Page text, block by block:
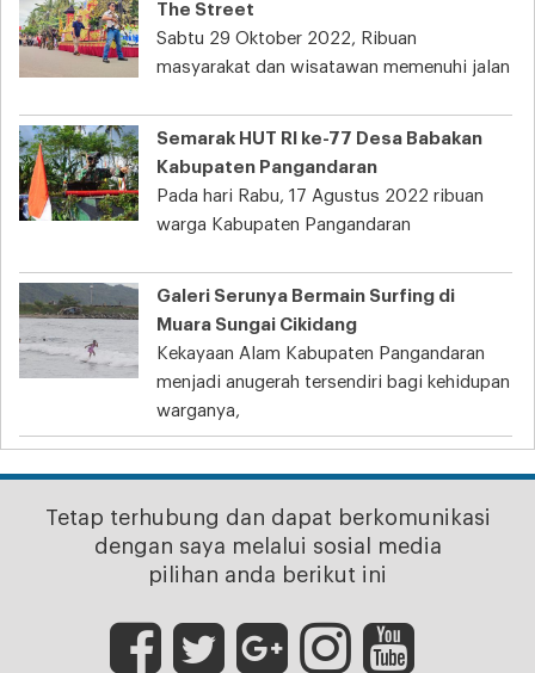
The Street
Sabtu 29 Oktober 2022, Ribuan
masyarakat dan wisatawan memenuhi jalan
Semarak HUT RI ke-77 Desa Babakan
Kabupaten Pangandaran
Pada hari Rabu, 17 Agustus 2022 ribuan
warga Kabupaten Pangandaran
Galeri Serunya Bermain Surfing di
Muara Sungai Cikidang
Kekayaan Alam Kabupaten Pangandaran
menjadi anugerah tersendiri bagi kehidupan
warganya,
Tetap terhubung dan dapat berkomunikasi
dengan saya melalui sosial media
pilihan anda berikut ini